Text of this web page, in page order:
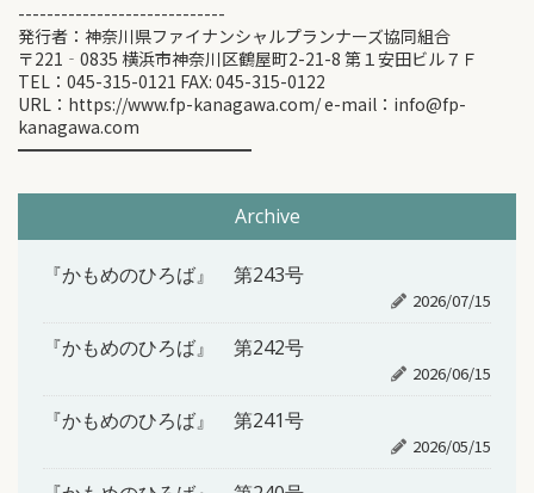
-----------------------------
発行者：神奈川県ファイナンシャルプランナーズ協同組合
〒221‐0835 横浜市神奈川区鶴屋町2-21-8 第１安田ビル７Ｆ
TEL：045-315-0121 FAX: 045-315-0122
URL：https://www.fp-kanagawa.com/ e-mail：info@fp-
kanagawa.com
━━━━━━━━━━━━━━
Archive
『かもめのひろば』 第243号
2026/07/15
『かもめのひろば』 第242号
2026/06/15
『かもめのひろば』 第241号
2026/05/15